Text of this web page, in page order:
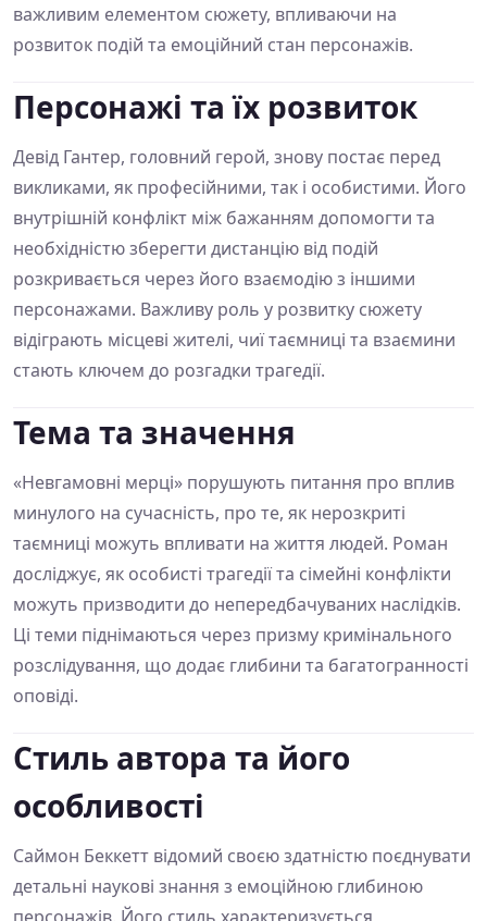
важливим елементом сюжету, впливаючи на
розвиток подій та емоційний стан персонажів.
Персонажі та їх розвиток
Девід Гантер, головний герой, знову постає перед
викликами, як професійними, так і особистими. Його
внутрішній конфлікт між бажанням допомогти та
необхідністю зберегти дистанцію від подій
розкривається через його взаємодію з іншими
персонажами. Важливу роль у розвитку сюжету
відіграють місцеві жителі, чиї таємниці та взаємини
стають ключем до розгадки трагедії.
Тема та значення
«Невгамовні мерці» порушують питання про вплив
минулого на сучасність, про те, як нерозкриті
таємниці можуть впливати на життя людей. Роман
досліджує, як особисті трагедії та сімейні конфлікти
можуть призводити до непередбачуваних наслідків.
Ці теми піднімаються через призму кримінального
розслідування, що додає глибини та багатогранності
оповіді.
Стиль автора та його
особливості
Саймон Беккетт відомий своєю здатністю поєднувати
детальні наукові знання з емоційною глибиною